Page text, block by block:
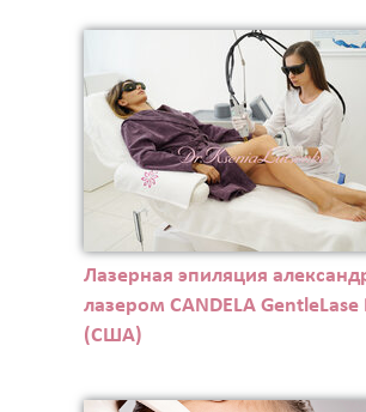
Лазерная эпиляция
лазером CANDELA GentleLase
(США)